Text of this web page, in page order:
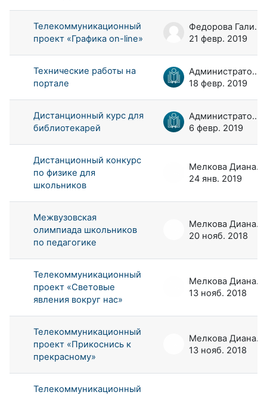
Телекоммуникационный
проект «Графика on-line»
Федорова Галина Аркадьевна
21 февр. 2019
Технические работы на
портале
Администратор портала
18 февр. 2019
Дистанционный курс для
библиотекарей
Администратор портала
6 февр. 2019
Дистанционный конкурс
по физике для
школьников
Мелкова Диана Андреевна
24 янв. 2019
Межвузовская
олимпиада школьников
по педагогике
Мелкова Диана Андреевна
20 нояб. 2018
Телекоммуникационный
проект «Световые
явления вокруг нас»
Мелкова Диана Андреевна
13 нояб. 2018
Телекоммуникационный
проект «Прикоснись к
прекрасному»
Мелкова Диана Андреевна
13 нояб. 2018
Телекоммуникационный